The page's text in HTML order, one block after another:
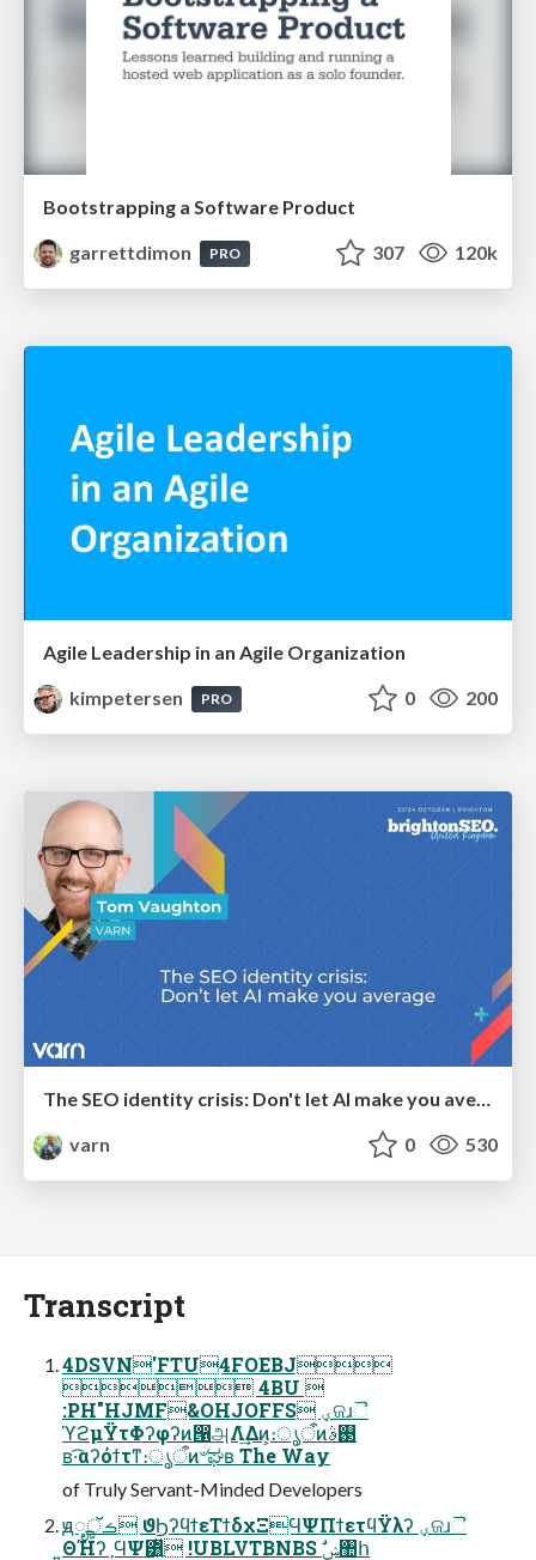
Bootstrapping a Software Product
garrettdimon
PRO 307 120k
Agile Leadership in an Agile Organization
kimpetersen
PRO 0 200
varn
0 530
Transcript
4DSVN'FTU4FOEBJ
 4BU 
:PH"HJMF&OHJOFFS ؠଜɹୖ
ϓϩμΫτΦʔφʔͷ൑அΛܰ͘͢Δͷ͕։ൃऀͷ࢓ࣄ
ʙ·͡αʔόϯτͳ։ൃऀͷ৺ಘʙ The Way
of Truly Servant-Minded Developers
ԭೄࡏॅ ϑϦʔϥϯεΤϯδχΞϤΨΠϯετϥΫλʔ ؠଜɹୖ
͍ΘΉʔˏϤΨ͸͍͍ͧ !UBLVTBNBS ࣗݾ঺հ